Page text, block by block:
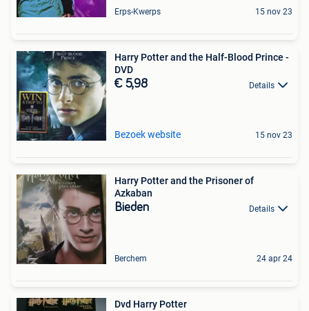
Erps-Kwerps 15 nov 23
Harry Potter and the Half-Blood Prince -
DVD
€ 5,98 Details
Bezoek website 15 nov 23
Harry Potter and the Prisoner of
Azkaban
Bieden Details
Berchem 24 apr 24
Dvd Harry Potter